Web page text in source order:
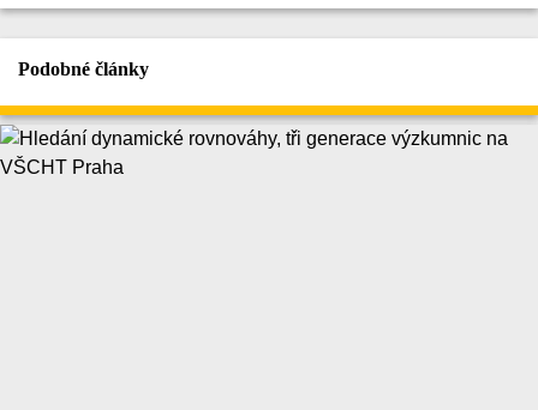
Podobné články